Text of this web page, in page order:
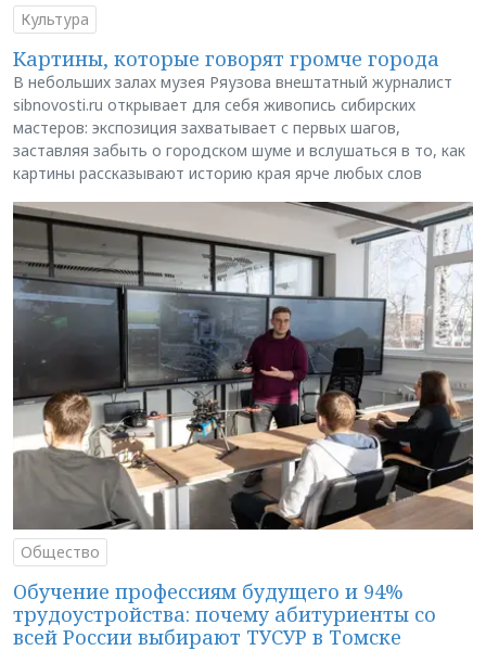
Культура
Картины, которые говорят громче города
В небольших залах музея Ряузова внештатный журналист
sibnovosti.ru открывает для себя живопись сибирских
мастеров: экспозиция захватывает с первых шагов,
заставляя забыть о городском шуме и вслушаться в то, как
картины рассказывают историю края ярче любых слов
Общество
Обучение профессиям будущего и 94%
трудоустройства: почему абитуриенты со
всей России выбирают ТУСУР в Томске